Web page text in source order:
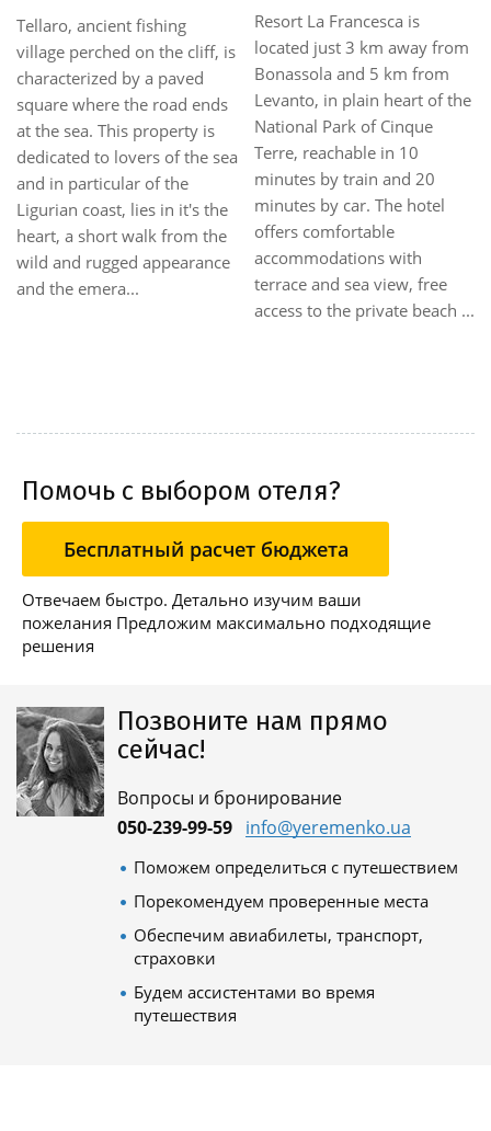
Tellaro, ancient fishing
village perched on the cliff, is
characterized by a paved
square where the road ends
at the sea. This property is
dedicated to lovers of the sea
and in particular of the
Ligurian coast, lies in it's the
heart, a short walk from the
wild and rugged appearance
and the emera...
Resort La Francesca is
located just 3 km away from
Bonassola and 5 km from
Levanto, in plain heart of the
National Park of Cinque
Terre, reachable in 10
minutes by train and 20
minutes by car. The hotel
offers comfortable
accommodations with
terrace and sea view, free
access to the private beach ...
Помочь с выбором отеля?
Бесплатный расчет бюджета
Отвечаем быстро. Детально изучим ваши
пожелания Предложим максимально подходящие
решения
Позвоните нам прямо
сейчас!
Вопросы и бронирование
050-239-99-59 info@yeremenko.ua
Поможем определиться с путешествием
Порекомендуем проверенные места
Обеспечим авиабилеты, транспорт,
страховки
Будем ассистентами во время
путешествия